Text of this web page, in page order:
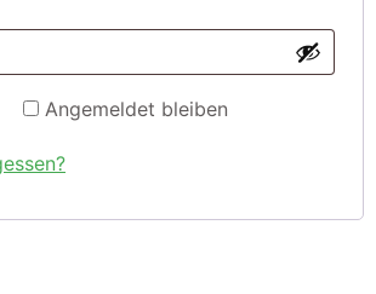
Angemeldet bleiben